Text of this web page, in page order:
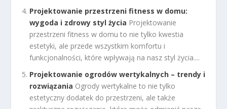
Projektowanie przestrzeni fitness w domu:
wygoda i zdrowy styl życia Projektowanie
przestrzeni fitness w domu to nie tylko kwestia
estetyki, ale przede wszystkim komfortu i
funkcjonalności, które wpływają na nasz styl życia....
Projektowanie ogrodów wertykalnych – trendy i
rozwiązania Ogrody wertykalne to nie tylko
estetyczny dodatek do przestrzeni, ale także